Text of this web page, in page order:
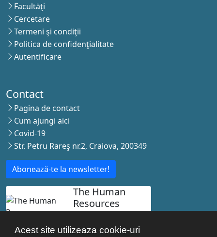
Acest site utilizeaza cookie-uri
Facultăţi
Cercetare
Termeni şi condiţii
Politica de confidenţialitate
Autentificare
Contact
Pagina de contact
Cum ajungi aici
Covid-19
Str. Petru Rareş nr.2, Craiova, 200349
Abonează-te la newsletter!
The Human
Resources
Strategy for
Researchers